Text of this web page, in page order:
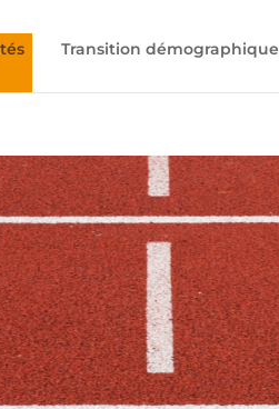
Transition démographique